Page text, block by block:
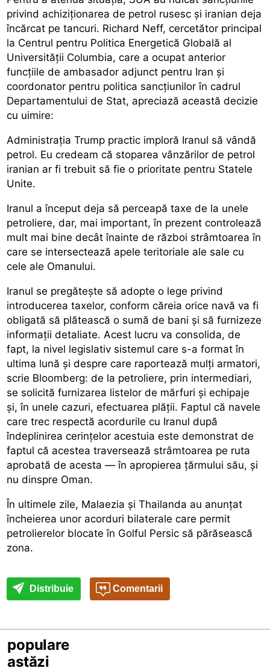
privind achiziționarea de petrol rusesc și iranian deja
încărcat pe tancuri. Richard Neff, cercetător principal
la Centrul pentru Politica Energetică Globală al
Universității Columbia, care a ocupat anterior
funcțiile de ambasador adjunct pentru Iran și
coordonator pentru politica sancțiunilor în cadrul
Departamentului de Stat, apreciază această decizie
cu uimire:
Administrația Trump practic imploră Iranul să vândă
petrol. Eu credeam că stoparea vânzărilor de petrol
iranian ar fi trebuit să fie o prioritate pentru Statele
Unite.
Iranul a început deja să perceapă taxe de la unele
petroliere, dar, mai important, în prezent controlează
mult mai bine decât înainte de război strâmtoarea în
care se intersectează apele teritoriale ale sale cu
cele ale Omanului.
Iranul se pregătește să adopte o lege privind
introducerea taxelor, conform căreia orice navă va fi
obligată să plătească o sumă de bani și să furnizeze
informații detaliate. Acest lucru va consolida, de
fapt, la nivel legislativ sistemul care s-a format în
ultima lună și despre care raportează mulți armatori,
scrie Bloomberg: de la petroliere, prin intermediari,
se solicită furnizarea listelor de mărfuri și echipaje
și, în unele cazuri, efectuarea plății. Faptul că navele
care trec respectă acordurile cu Iranul după
îndeplinirea cerințelor acestuia este demonstrat de
faptul că acestea traversează strâmtoarea pe ruta
aprobată de acesta — în apropierea țărmului său, și
nu dinspre Oman.
În ultimele zile, Malaezia și Thailanda au anunțat
încheierea unor acorduri bilaterale care permit
petrolierelor blocate în Golful Persic să părăsească
zona.
Distribuie Comentarii
populare
astăzi